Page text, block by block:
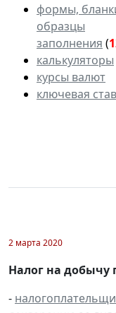
формы,
образцы
заполнения (
калькуляторы
курсы валют
ключевая
2 марта 2020
Налог на добычу
-